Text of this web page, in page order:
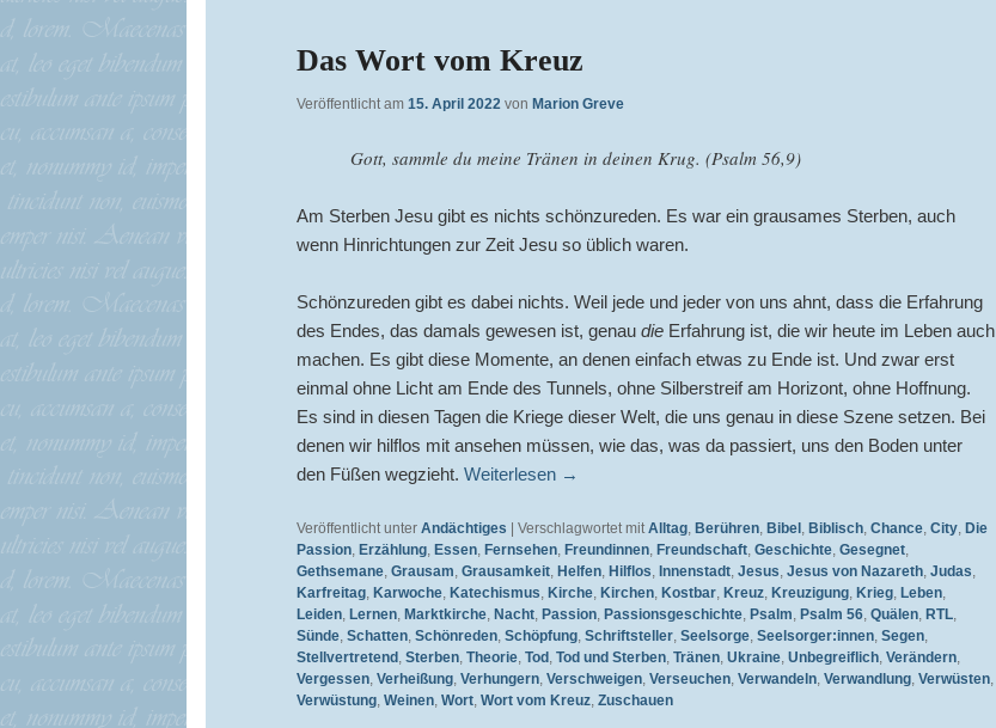
Das Wort vom Kreuz
Veröffentlicht am 15. April 2022 von Marion Greve
Gott, sammle du meine Tränen in deinen Krug. (Psalm 56,9)
Am Sterben Jesu gibt es nichts schönzureden. Es war ein grausames Sterben, auch
wenn Hinrichtungen zur Zeit Jesu so üblich waren.
Schönzureden gibt es dabei nichts. Weil jede und jeder von uns ahnt, dass die Erfahrung
des Endes, das damals gewesen ist, genau die Erfahrung ist, die wir heute im Leben auch
machen. Es gibt diese Momente, an denen einfach etwas zu Ende ist. Und zwar erst
einmal ohne Licht am Ende des Tunnels, ohne Silberstreif am Horizont, ohne Hoffnung.
Es sind in diesen Tagen die Kriege dieser Welt, die uns genau in diese Szene setzen. Bei
denen wir hilflos mit ansehen müssen, wie das, was da passiert, uns den Boden unter
den Füßen wegzieht. Weiterlesen →
Veröffentlicht unter Andächtiges Verschlagwortet mit Alltag, Berühren, Bibel , Biblisch, Chance, City, Die
Passion, Erzählung, Essen, Fernsehen, Freundinnen, Freundschaft, Geschichte, Gesegnet,
Gethsemane, Grausam, Grausamkeit, Helfen, Hilflos, Innenstadt, Jesus, Jesus von Nazareth, Judas,
Karfreitag, Karwoche, Katechismus, Kirche, Kirchen, Kostbar, Kreuz, Kreuzigung, Krieg, Leben,
Leiden, Lernen, Marktkirche, Nacht, Passion, Passionsgeschichte, Psalm, Psalm 56, Quälen, RTL,
Sünde, Schatten, Schönreden, Schöpfung, Schriftsteller, Seelsorge, Seelsorger:innen, Segen,
Stellvertretend , Sterben, Theorie, Tod , Tod und Sterben, Tränen, Ukraine, Unbegreiflich, Verändern,
Vergessen, Verheißung, Verhungern, Verschweigen, Verseuchen, Verwandeln, Verwandlung, Verwüsten,
Verwüstung, Weinen, Wort, Wort vom Kreuz, Zuschauen